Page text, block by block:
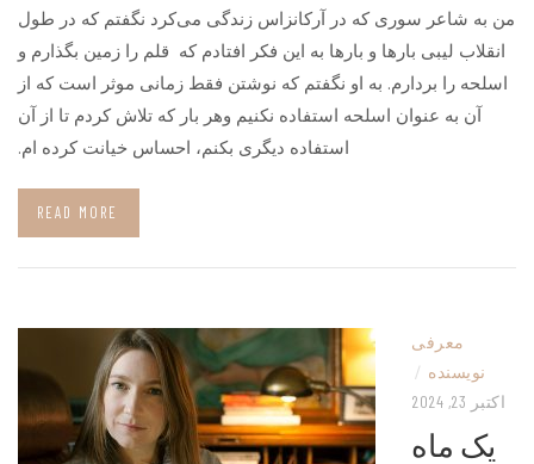
من به شاعر سوری که در آرکانزاس زندگی می‌کرد نگفتم که در طول
انقلاب لیبی بارها و بارها به این فکر افتادم که قلم را زمین بگذارم و
اسلحه را بردارم. به او نگفتم که نوشتن فقط زمانی موثر است که از
آن به عنوان اسلحه استفاده نکنیم وهر بار که تلاش کردم تا از آن
استفاده دیگری بکنم، احساس خیانت کرده ام.
READ MORE
معرفی
نویسنده /
اکتبر 23, 2024
یک ماه